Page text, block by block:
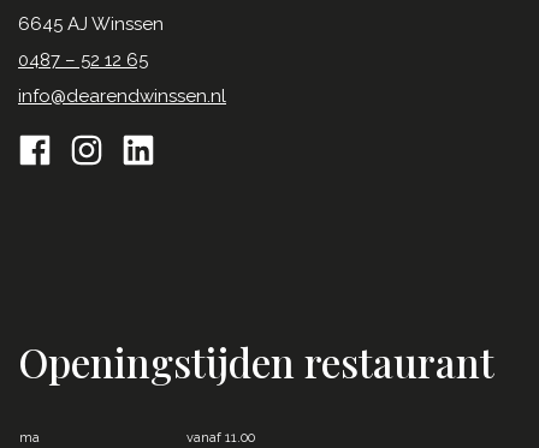
6645 AJ Winssen
0487 – 52 12 65
info@dearendwinssen.nl
Openingstijden restaurant
ma vanaf 11.00